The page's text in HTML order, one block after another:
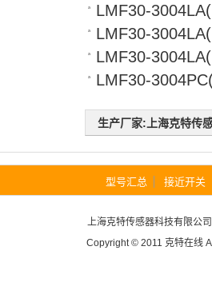
LMF30-3004LA
LMF30-3004LA
LMF30-3004LA
LMF30-3004PC
生产厂家:上海克特传
型号汇总 接近开关
上海克特传感器科技有限公
Copyright © 2011 克特在线